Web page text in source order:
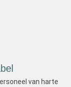
van harte